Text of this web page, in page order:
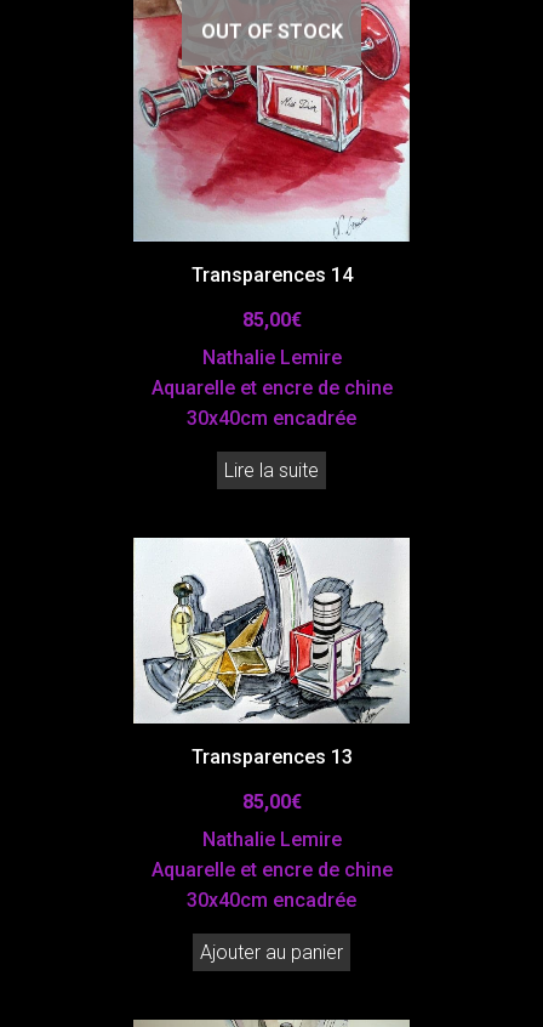
OUT OF STOCK
Transparences 14
85,00€
Nathalie Lemire
Aquarelle et encre de chine
30x40cm encadrée
Lire la suite
Transparences 13
85,00€
Nathalie Lemire
Aquarelle et encre de chine
30x40cm encadrée
Ajouter au panier